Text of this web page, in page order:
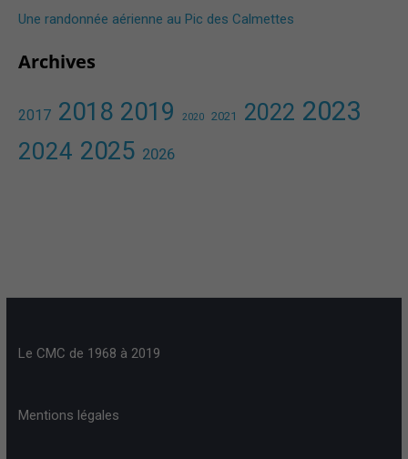
Une randonnée aérienne au Pic des Calmettes ​
Archives
2017 2018 2019 2020 2021 2022 2023
2024 2025 2026
Le CMC de 1968 à 2019
Mentions légales